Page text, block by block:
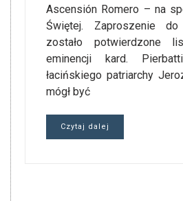
Ascensión Romero – na
Świętej. Zaproszenie
zostało potwierdzone
eminencji kard.
łacińskiego patriarchy
mógł być
Czytaj dalej